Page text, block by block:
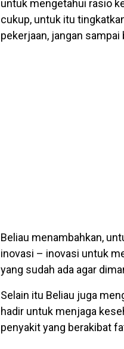
untuk mengetahui rasio
cukup, untuk itu
pekerjaan, jangan sampai
Beliau menambahkan,
inovasi – inovasi untuk
yang sudah ada agar
Selain itu Beliau juga
hadir untuk menjaga
penyakit yang berakibat